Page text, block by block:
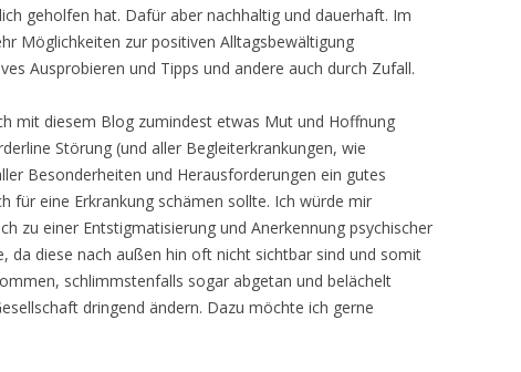
geholfen hat. Dafür aber nachhaltig und dauerhaft. Im
Möglichkeiten zur positiven Alltagsbewältigung
Ausprobieren und Tipps und andere auch durch Zufall.
mit diesem Blog zumindest etwas Mut und Hoffnung
Störung (und aller Begleiterkrankungen, wie
Besonderheiten und Herausforderungen ein gutes
für eine Erkrankung schämen sollte. Ich würde mir
zu einer Entstigmatisierung und Anerkennung psychischer
da diese nach außen hin oft nicht sichtbar sind und somit
schlimmstenfalls sogar abgetan und belächelt
dringend ändern. Dazu möchte ich gerne